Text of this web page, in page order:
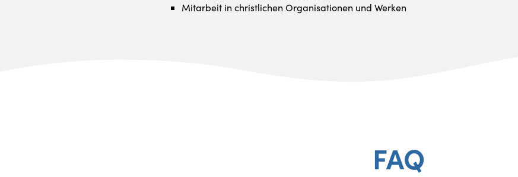
Mitarbeit in christlichen Organisationen und Werken
FAQ